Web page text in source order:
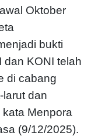
Oktober
bukti
dan KONI telah
di cabang
dan
Menpora
(9/12/2025).